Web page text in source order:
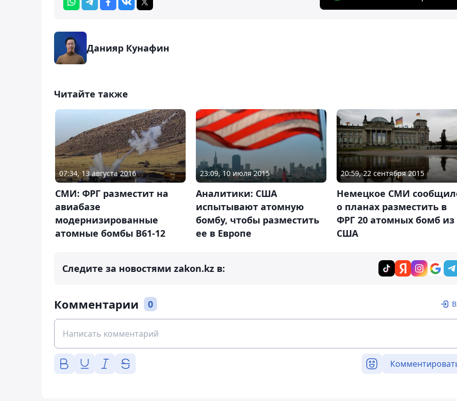
Данияр Кунафин
Читайте также
07:34, 13 августа 2016
СМИ: ФРГ разместит на
авиабазе
модернизированные
атомные бомбы В61-12
23:09, 10 июля 2015
Аналитики: США
испытывают атомную
бомбу, чтобы разместить
ее в Европе
20:59, 22 сентября 2015
Немецкое СМИ
о планах разместить в
ФРГ 20 атомных бомб из
США
Следите за новостями zakon.kz в:
Комментарии 0